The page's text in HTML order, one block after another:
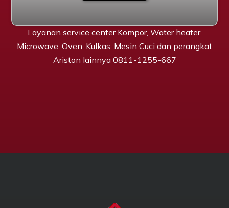
Layanan service center Kompor, Water heater,
Microwave, Oven, Kulkas, Mesin Cuci dan perangkat
Ariston lainnya 0811-1255-667